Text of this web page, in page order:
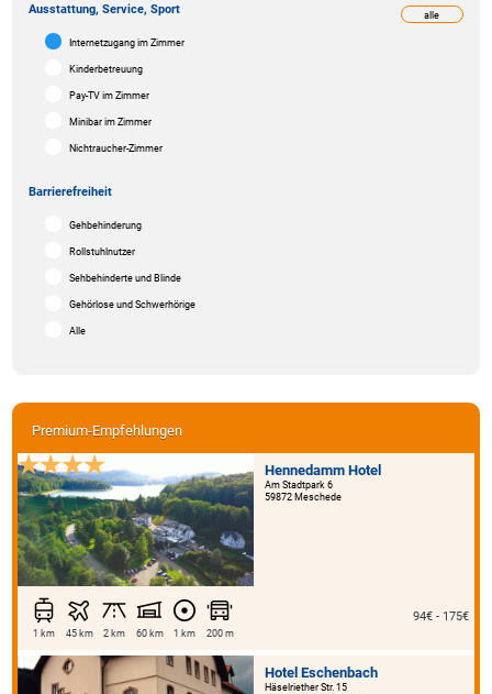
Premium-Empfehlungen
Hennedamm Hotel
Am Stadtpark 6
59872 Meschede
1 km 45 km 2 km 60 km 1 km 200 m
94€ - 175€
Hotel Eschenbach
Häselriether Str. 15
alle
Ausstattung, Service, Sport
Internetzugang im Zimmer
Kinderbetreuung
Pay-TV im Zimmer
Minibar im Zimmer
Nichtraucher-Zimmer
Barrierefreiheit
Gehbehinderung
Rollstuhlnutzer
Sehbehinderte und Blinde
Gehörlose und Schwerhörige
Alle